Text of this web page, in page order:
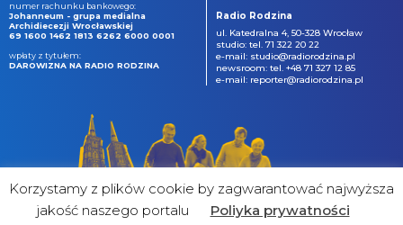
numer rachunku bankowego:
Johanneum - grupa medialna
Archidiecezji Wrocławskiej
69 1600 1462 1813 6262 6000 0001
wpłaty z tytułem:
DAROWIZNA NA RADIO RODZINA
Radio Rodzina
ul. Katedralna 4, 50-328 Wrocław
studio: tel. 71 322 20 22
e-mail: studio@radiorodzina.pl
newsroom: tel. +48 71 327 12 85
e-mail: reporter@radiorodzina.pl
Korzystamy z plików cookie by zagwarantować najwyższa
jakość naszego portalu
Poliyka prywatności